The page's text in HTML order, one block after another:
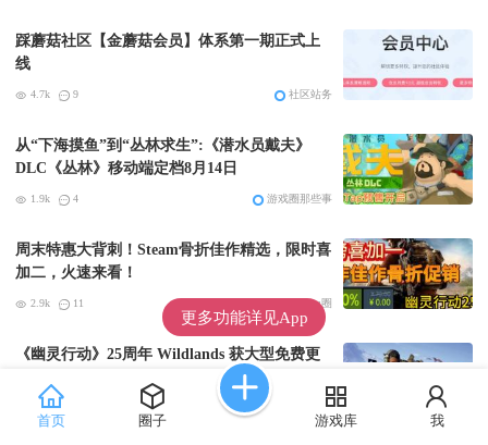
踩蘑菇社区【金蘑菇会员】体系第一期正式上
线
4.7k 9 社区站务
从“下海摸鱼”到“丛林求生”:《潜水员戴夫》
DLC《丛林》移动端定档8月14日
1.9k 4 游戏圈那些事
周末特惠大背刺！Steam骨折佳作精选，限时喜
加二，火速来看！
2.9k 11 steam圈
《幽灵行动》25周年 Wildlands 获大型免费更
7.8k 游戏圈那些事
首页 圈子 游戏库 我
更多功能详见App